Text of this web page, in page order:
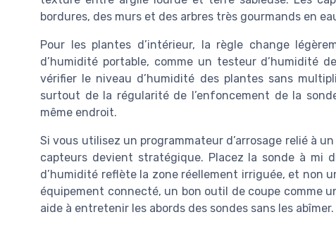
bordures, des murs et des arbres très gourmands en
Pour les plantes d’intérieur, la règle change
d’humidité portable, comme un testeur d’humidité
vérifier le niveau d’humidité des plantes sans
surtout de la régularité de l’enfoncement de la
même endroit.
Si vous utilisez un programmateur d’arrosage relié à
capteurs devient stratégique. Placez la sonde à mi
d’humidité reflète la zone réellement irriguée, et non
équipement connecté, un bon outil de coupe comme
aide à entretenir les abords des sondes sans les abîmer.